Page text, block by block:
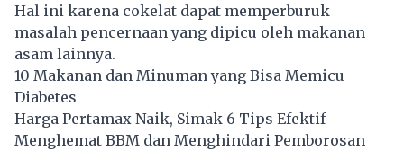
Hal ini karena cokelat dapat memperburuk
masalah pencernaan yang dipicu oleh makanan
asam lainnya.
10 Makanan dan Minuman yang Bisa Memicu
Diabetes
Harga Pertamax Naik, Simak 6 Tips Efektif
Menghemat BBM dan Menghindari Pemborosan